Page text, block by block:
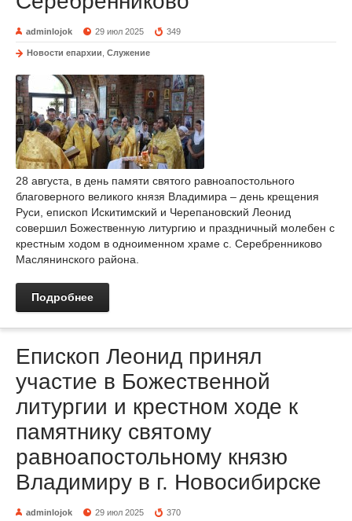
adminlojok 29 июл 2025 349
Новости епархии Служение
28 августа, в день памяти святого равноапостольного
благоверного великого князя Владимира – день крещения
Руси, епископ Искитимский и Черепановский Леонид
совершил Божественную литургию и праздничный молебен с
крестным ходом в одноименном храме с. Серебренниково
Маслянинского района.
Подробнее
Епископ Леонид принял
участие в Божественной
литургии и крестном ходе к
памятнику святому
равноапостольному князю
Владимиру в г. Новосибирске
adminlojok 29 июл 2025 370